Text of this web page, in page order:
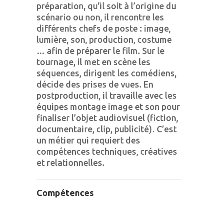
préparation, qu’il soit à l’origine du
scénario ou non, il rencontre les
différents chefs de poste : image,
lumière, son, production, costume
… afin de préparer le film. Sur le
tournage, il met en scène les
séquences, dirigent les comédiens,
décide des prises de vues. En
postproduction, il travaille avec les
équipes montage image et son pour
finaliser l’objet audiovisuel (fiction,
documentaire, clip, publicité). C’est
un métier qui requiert des
compétences techniques, créatives
et relationnelles.
Compétences